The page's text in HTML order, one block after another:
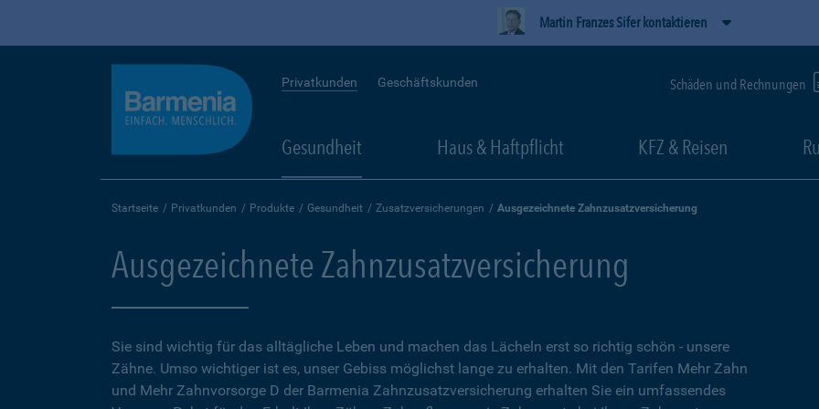
Martin Franzes Sifer kontaktieren
Privatkunden Geschäftskunden Schäden und Rechnungen
Gesundheit Haus & Haftpflicht KFZ & Reisen
Startseite Privatkunden Produkte Gesundheit Zusatzversicherungen Ausgezeichnete Zahnzusatzversicherung
Ausgezeichnete Zahnzusatzversicherung
Sie sind wichtig für das alltägliche Leben und machen das Lächeln erst so richtig schön - unsere
Zähne. Umso wichtiger ist es, unser Gebiss möglichst lange zu erhalten. Mit den Tarifen Mehr Zahn
und Mehr Zahnvorsorge D der Barmenia Zahnzusatzversicherung erhalten Sie ein umfassendes